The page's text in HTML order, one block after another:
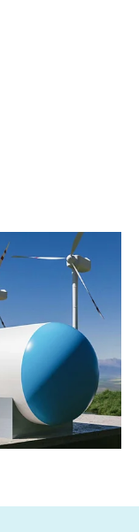
voor hoge
Wij helpen u
betrouwbare